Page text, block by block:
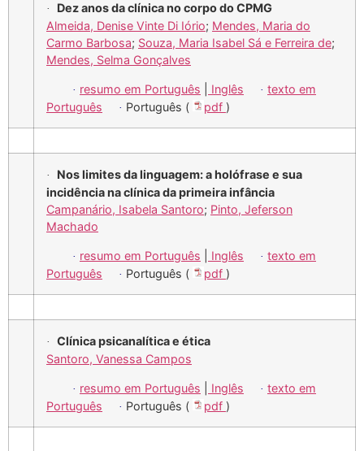
·
Dez anos da clínica no corpo do CPMG
Almeida, Denise Vinte Di Iório; Mendes, Maria do
Carmo Barbosa; Souza, Maria Isabel Sá e Ferreira de;
Mendes, Selma Gonçalves
· resumo em Português Inglês · texto em
Português
· Português ( pdf )
·
Nos limites da linguagem: a holófrase e sua
incidência na clínica da primeira infância
Campanário, Isabela Santoro; Pinto, Jeferson
Machado
· resumo em Português Inglês · texto em
Português
· Português ( pdf )
·
Clínica psicanalítica e ética
Santoro, Vanessa Campos
· resumo em Português Inglês · texto em
Português
· Português ( pdf )